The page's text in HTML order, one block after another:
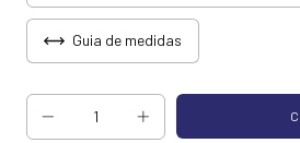
Guia de medidas